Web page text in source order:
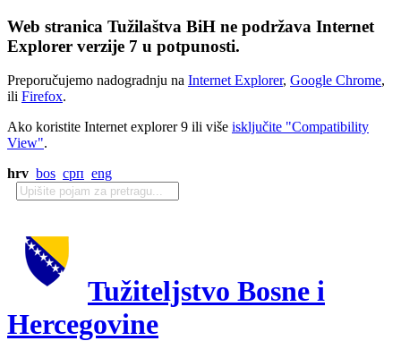
Web stranica Tužilaštva BiH ne podržava Internet
Explorer verzije 7 u potpunosti.
Preporučujemo nadogradnju na Internet Explorer, Google Chrome,
ili Firefox.
Ako koristite Internet explorer 9 ili više isključite "Compatibility
View".
hrv bos срп eng
Tužiteljstvo Bosne i
Hercegovine